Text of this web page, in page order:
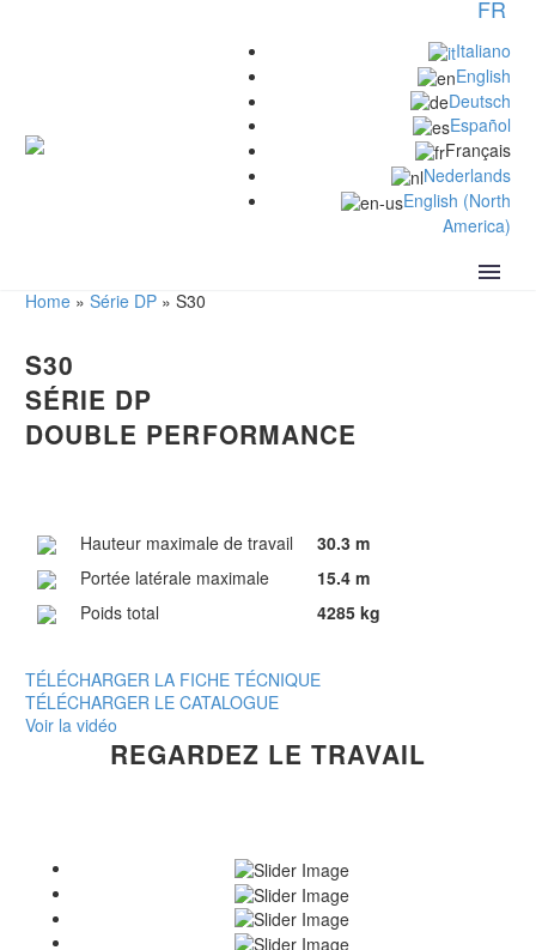
FR
Italiano
English
Deutsch
Español
Français
Nederlands
English (North
America)
Home » Série DP » S30
S30
SÉRIE DP
DOUBLE PERFORMANCE
Hauteur maximale de travail
30.3 m
Portée latérale maximale
15.4 m
Poids total
4285 kg
TÉLÉCHARGER LA FICHE TÉCNIQUE
TÉLÉCHARGER LE CATALOGUE
Voir la vidéo
REGARDEZ LE TRAVAIL